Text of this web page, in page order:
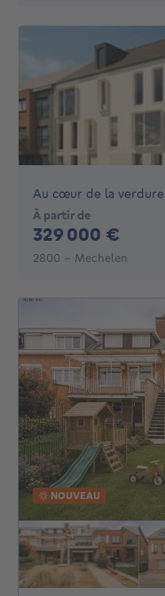
À partir de
329 000 €
2800 - Mechelen
NOUVEAU